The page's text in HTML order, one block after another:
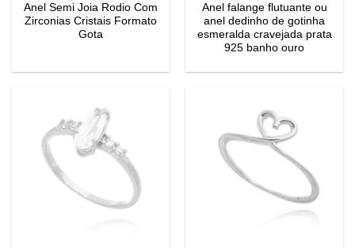
Anel Semi Joia Rodio Com
Zirconias Cristais Formato
Gota
Anel falange flutuante ou
anel dedinho de gotinha
esmeralda cravejada prata
925 banho ouro